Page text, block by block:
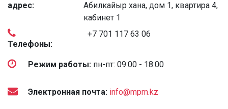
адрес:
Абилкайыр хана, дом 1, квартира 4,
кабинет 1
Телефоны:
+7 701 117 63 06
Режим работы: пн-пт: 09:00 - 18:00
Электронная почта: info@mpm.kz